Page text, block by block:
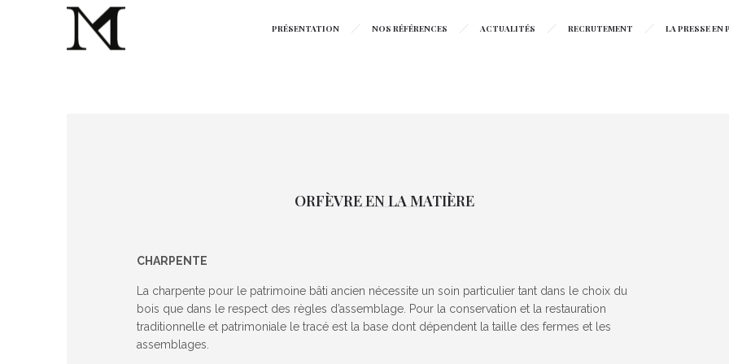
PRÉSENTATION NOS RÉFÉRENCES ACTUALITÉS RECRUTEMENT LA PRESSE EN
ORFÈVRE EN LA MATIÈRE
CHARPENTE
La charpente pour le patrimoine bâti ancien nécessite un soin particulier tant dans le choix du
bois que dans le respect des règles d’assemblage. Pour la conservation et la restauration
traditionnelle et patrimoniale le tracé est la base dont dépendent la taille des fermes et les
assemblages.